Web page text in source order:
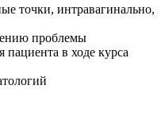
точки, интравагинально,
проблемы
в ходе курса